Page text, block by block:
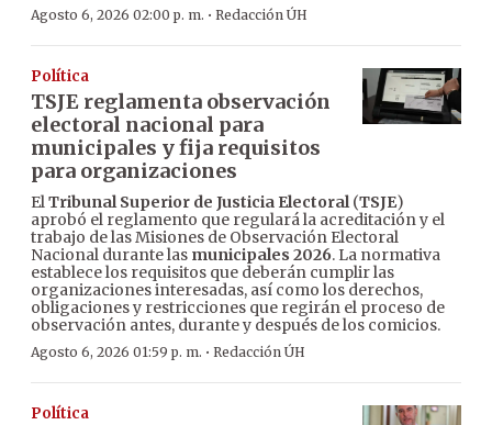
Agosto 6, 2026 02:00 p. m. · Redacción ÚH
Política
TSJE reglamenta observación
electoral nacional para
municipales y fija requisitos
para organizaciones
ElTribunal Superior de Justicia Electoral(TSJE)
aprobó el reglamento que regulará la acreditación y el
trabajo de las Misiones de Observación Electoral
Nacional durante las municipales 2026. La normativa
establece los requisitos que deberán cumplir las
organizaciones interesadas, así como los derechos,
obligaciones y restricciones que regirán el proceso de
observación antes, durante y después de los comicios.
Agosto 6, 2026 01:59 p. m. · Redacción ÚH
Política